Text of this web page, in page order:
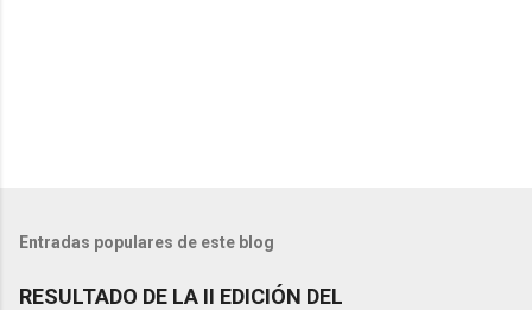
Entradas populares de este blog
RESULTADO DE LA II EDICIÓN DEL